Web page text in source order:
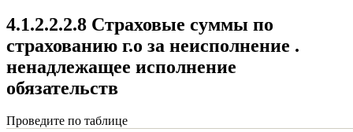
4.1.2.2.2.8 Страховые суммы по
страхованию г.о за неисполнение .
ненадлежащее исполнение
обязательств
Проведите по таблице